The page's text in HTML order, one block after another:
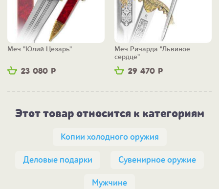
23 080 Р
Меч "Юлий Цезарь"
29 470 Р
Меч Ричарда "Львиное
сердце"
Этот товар относится к категориям
Копии холодного оружия
Деловые подарки Сувенирное оружие
Мужчине